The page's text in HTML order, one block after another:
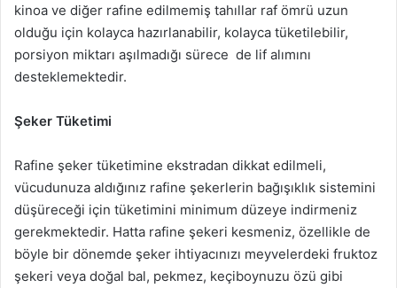
kinoa ve diğer rafine edilmemiş tahıllar raf ömrü uzun
olduğu için kolayca hazırlanabilir, kolayca tüketilebilir,
porsiyon miktarı aşılmadığı sürece de lif alımını
desteklemektedir.
Şeker Tüketimi
Rafine şeker tüketimine ekstradan dikkat edilmeli,
vücudunuza aldığınız rafine şekerlerin bağışıklık sistemini
düşüreceği için tüketimini minimum düzeye indirmeniz
gerekmektedir. Hatta rafine şekeri kesmeniz, özellikle de
böyle bir dönemde şeker ihtiyacınızı meyvelerdeki fruktoz
şekeri veya doğal bal, pekmez, keçiboynuzu özü gibi